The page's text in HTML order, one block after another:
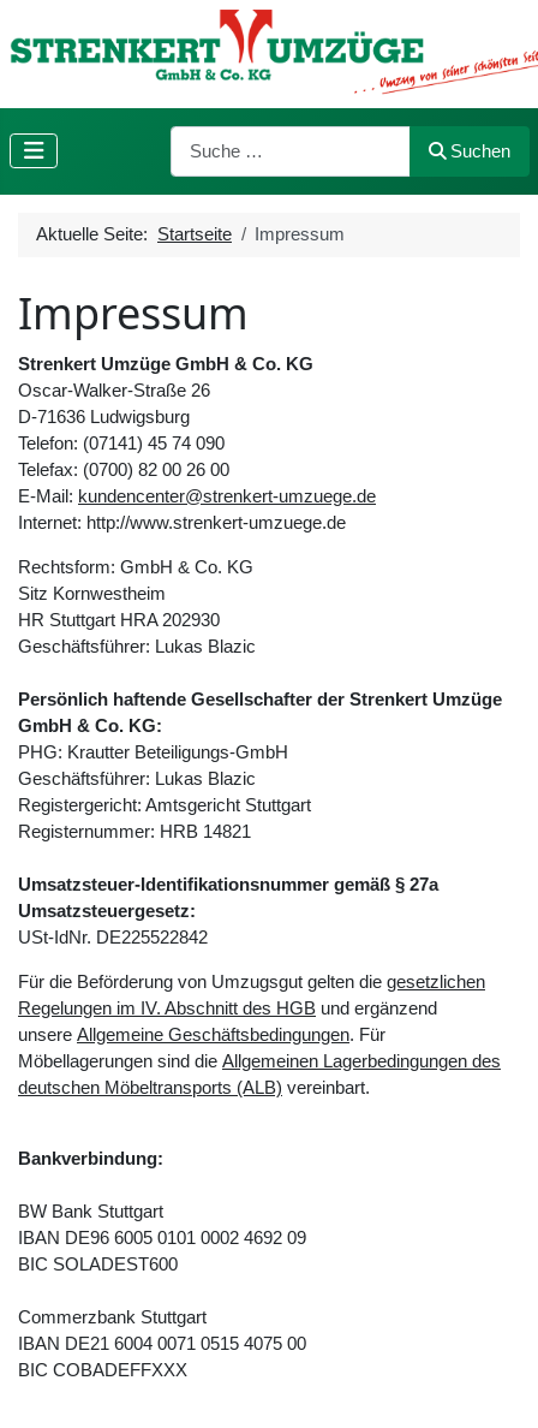
Suchen
Suchen
Aktuelle Seite: Startseite Impressum
Impressum
Strenkert Umzüge GmbH & Co. KG
Oscar-Walker-Straße 26
D-71636 Ludwigsburg
Telefon: (07141) 45 74 090
Telefax: (0700) 82 00 26 00
E-Mail: kundencenter@strenkert-umzuege.de
Internet: http://www.strenkert-umzuege.de
Rechtsform: GmbH & Co. KG
Sitz Kornwestheim
HR Stuttgart HRA 202930
Geschäftsführer: Lukas Blazic
Persönlich haftende Gesellschafter der Strenkert Umzüge
GmbH & Co. KG:
PHG: Krautter Beteiligungs-GmbH
Geschäftsführer: Lukas Blazic
Registergericht: Amtsgericht Stuttgart
Registernummer: HRB 14821
Umsatzsteuer-Identifikationsnummer gemäß § 27a
Umsatzsteuergesetz:
USt-IdNr. DE225522842
Für die Beförderung von Umzugsgut gelten die gesetzlichen
Regelungen im IV. Abschnitt des HGB und ergänzend
unsere Allgemeine Geschäftsbedingungen. Für
Möbellagerungen sind die Allgemeinen Lagerbedingungen des
deutschen Möbeltransports (ALB) vereinbart.
Bankverbindung:
BW Bank Stuttgart
IBAN DE96 6005 0101 0002 4692 09
BIC SOLADEST600
Commerzbank Stuttgart
IBAN DE21 6004 0071 0515 4075 00
BIC COBADEFFXXX